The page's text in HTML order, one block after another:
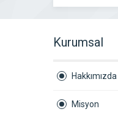
Kurumsal
Hakkımızda
Misyon